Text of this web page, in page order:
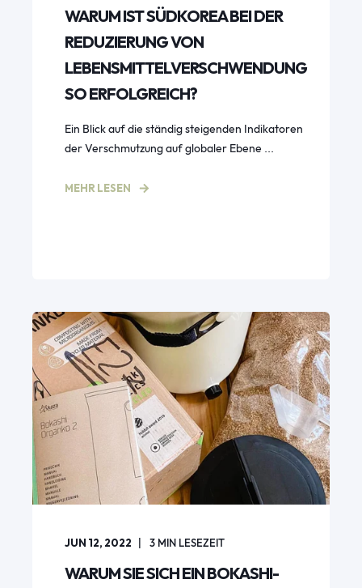
WARUM IST SÜDKOREA BEI DER
REDUZIERUNG VON
LEBENSMITTELVERSCHWENDUNG
SO ERFOLGREICH?
Ein Blick auf die ständig steigenden Indikatoren
der Verschmutzung auf globaler Ebene ...
MEHR LESEN
JUN 12, 2022 3 MIN LESEZEIT
WARUM SIE SICH EIN BOKASHI-